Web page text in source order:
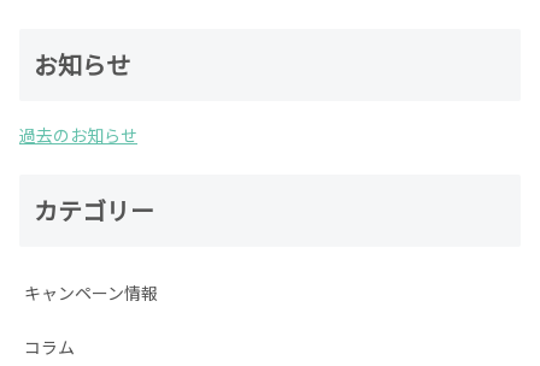
お知らせ
過去のお知らせ
カテゴリー
キャンペーン情報
コラム